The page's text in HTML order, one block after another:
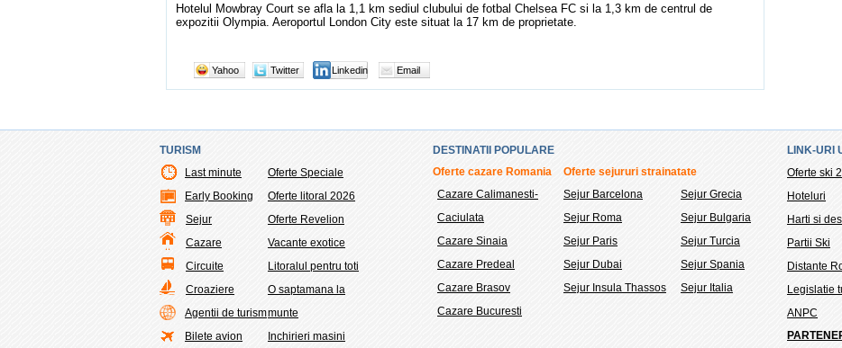
Hotelul Mowbray Court se afla la 1,1 km sediul clubului de fotbal Chelsea FC si la 1,3 km de centrul de
expozitii Olympia. Aeroportul London City este situat la 17 km de proprietate.
Yahoo Twitter Linkedin Email
TURISM
Last minute
Early Booking
Sejur
Cazare
Circuite
Croaziere
Agentii de turism
Bilete avion
Oferte Speciale
Oferte litoral 2026
Oferte Revelion
Vacante exotice
Litoralul pentru toti
O saptamana la
munte
Inchirieri masini
DESTINATII POPULARE
Oferte cazare Romania
Oferte sejururi strainatate
Cazare Calimanesti-
Caciulata
Cazare Sinaia
Cazare Predeal
Cazare Brasov
Cazare Bucuresti
Sejur Barcelona
Sejur Roma
Sejur Paris
Sejur Dubai
Sejur Insula Thassos
Sejur Grecia
Sejur Bulgaria
Sejur Turcia
Sejur Spania
Sejur Italia
LINK-URI
Oferte ski
Hoteluri
Harti si
Partii Ski
Distante
Legislatie
ANPC